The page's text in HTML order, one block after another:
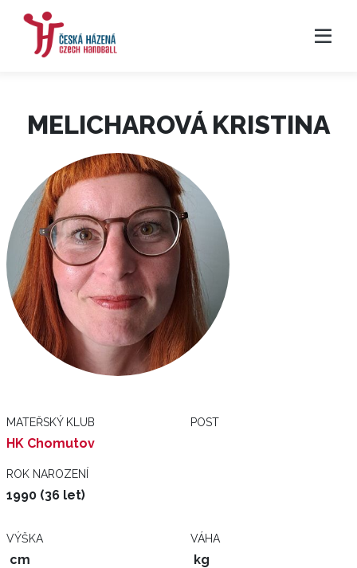
MELICHAROVÁ KRISTINA
MATEŘSKÝ KLUB
HK Chomutov
POST
ROK NAROZENÍ
1990 (36 let)
VÝŠKA
cm
VÁHA
kg